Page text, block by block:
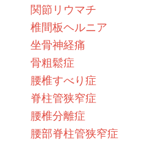
関節リウマチ
椎間板ヘルニア
坐骨神経痛
骨粗鬆症
腰椎すべり症
脊柱管狭窄症
腰椎分離症
腰部脊柱管狭窄症